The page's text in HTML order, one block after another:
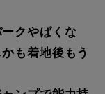
クやばくな
も着地後もう